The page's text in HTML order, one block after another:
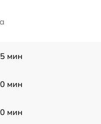
мин
мин
мин